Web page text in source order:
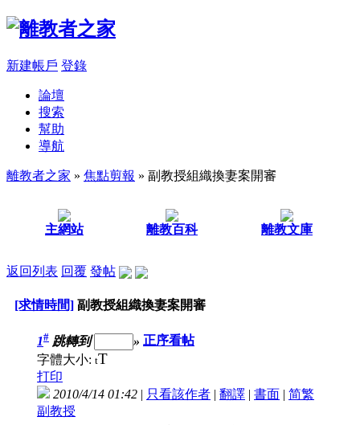
新建帳戶 登錄
論壇
搜索
幫助
導航
離教者之家 » 焦點剪報 » 副教授組織換妻案開審
主網站 離教百科 離教文庫
返回列表 回覆 發帖
[求情時間] 副教授組織換妻案開審
1# 跳轉到 » 正序看帖
字體大小: tT
打印
2010/4/14 01:42 | 只看該作者 | 翻譯 | 書面 | 简繁
副教授